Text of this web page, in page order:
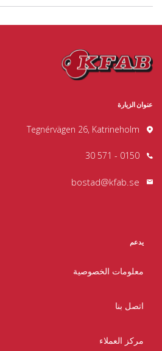
عنوان الزيارة
Tegnérvägen 26, Katrineholm
0150 - 571 30
bostad@kfab.se
يدعم
معلومات الخصوصية
اتصل بنا
مركز العملاء